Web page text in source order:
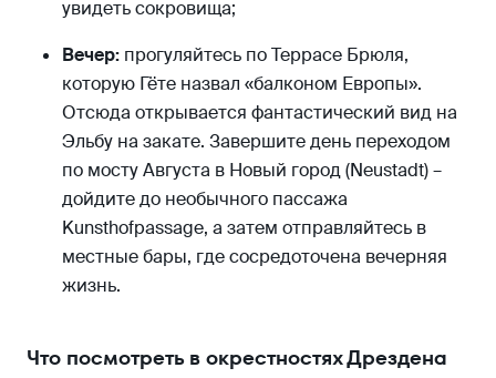
увидеть сокровища;
Вечер: прогуляйтесь по Террасе Брюля,
которую Гёте назвал «балконом Европы».
Отсюда открывается фантастический вид на
Эльбу на закате. Завершите день переходом
по мосту Августа в Новый город (Neustadt) –
дойдите до необычного пассажа
Kunsthofpassage, а затем отправляйтесь в
местные бары, где сосредоточена вечерняя
жизнь.
Что посмотреть в окрестностях Дрездена